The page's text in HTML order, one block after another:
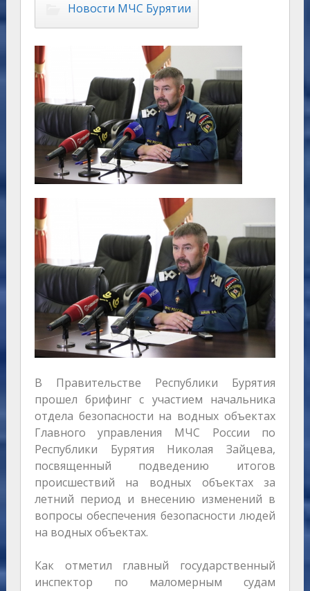
Новости МЧС Бурятии
В Правительстве Республики Бурятия
прошел брифинг с участием начальника
отдела безопасности на водных объектах
Главного управления МЧС России по
Республики Бурятия Николая Зайцева,
посвященный подведению итогов
происшествий на водных объектах за
летний период и внесению изменений в
вопросы обеспечения безопасности людей
на водных объектах.
Как отметил главный государственный
инспектор по маломерным судам